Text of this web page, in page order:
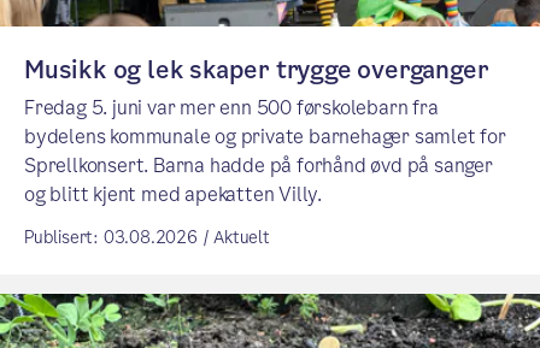
Musikk og lek skaper trygge overganger
Fredag 5. juni var mer enn 500 førskolebarn fra
bydelens kommunale og private barnehager samlet for
Sprellkonsert. Barna hadde på forhånd øvd på sanger
og blitt kjent med apekatten Villy.
Publisert: 03.08.2026 / Aktuelt